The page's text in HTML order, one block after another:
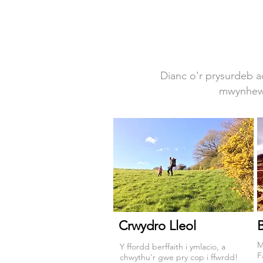
Dianc o'r prysurdeb
Y ffordd berffaith i ymlacio, a
chwythu'r gwe pry cop i ffwrdd!
Crwydro Lleol